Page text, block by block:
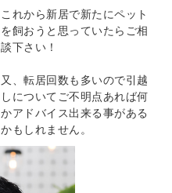
これから新居で新たにペット
を飼おうと思っていたらご相
談下さい！
又、転居回数も多いので引越
しについてご不明点あれば何
かアドバイス出来る事がある
かもしれません。